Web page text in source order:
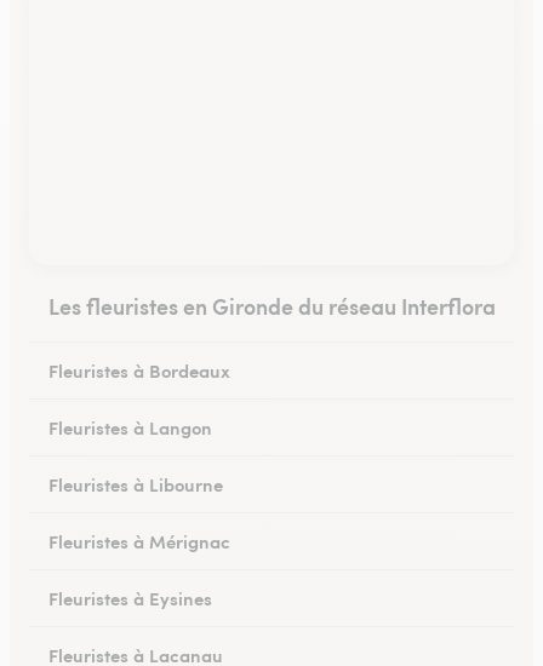
Les fleuristes en Gironde du réseau Interflora
Fleuristes à Bordeaux
Fleuristes à Langon
Fleuristes à Libourne
Fleuristes à Mérignac
Fleuristes à Eysines
Fleuristes à Lacanau